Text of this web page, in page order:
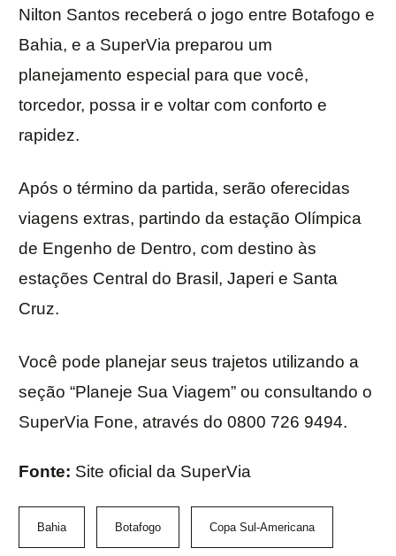
Nilton Santos receberá o jogo entre Botafogo e
Bahia, e a SuperVia preparou um
planejamento especial para que você,
torcedor, possa ir e voltar com conforto e
rapidez.
Após o término da partida, serão oferecidas
viagens extras, partindo da estação Olímpica
de Engenho de Dentro, com destino às
estações Central do Brasil, Japeri e Santa
Cruz.
Você pode planejar seus trajetos utilizando a
seção “Planeje Sua Viagem” ou consultando o
SuperVia Fone, através do 0800 726 9494.
Fonte: Site oficial da SuperVia
Bahia Botafogo Copa Sul-Americana